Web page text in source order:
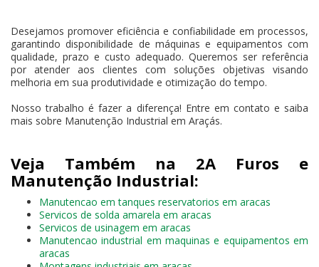
Desejamos promover eficiência e confiabilidade em processos,
garantindo disponibilidade de máquinas e equipamentos com
qualidade, prazo e custo adequado. Queremos ser referência
por atender aos clientes com soluções objetivas visando
melhoria em sua produtividade e otimização do tempo.
Nosso trabalho é fazer a diferença! Entre em contato e saiba
mais sobre Manutenção Industrial em Araçás.
Veja Também na 2A Furos e
Manutenção Industrial:
Manutencao em tanques reservatorios em aracas
Servicos de solda amarela em aracas
Servicos de usinagem em aracas
Manutencao industrial em maquinas e equipamentos em
aracas